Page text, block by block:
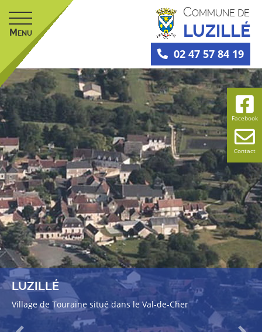
Facebook
Contact
M ENU
COMMUNE DE
LUZILLÉ
02 47 57 84 19
LUZILLÉ
Village de Touraine situé dans le Val-de-Cher